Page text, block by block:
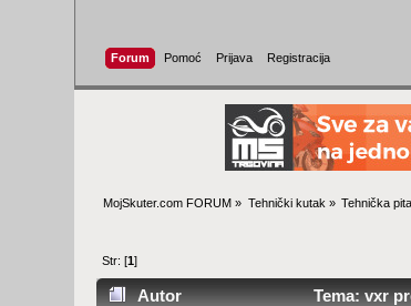
Forum Pomoć Prijava Registracija
MojSkuter.com FORUM » Tehnički kutak » Tehnička
Str: [1]
Autor Tema: vxr